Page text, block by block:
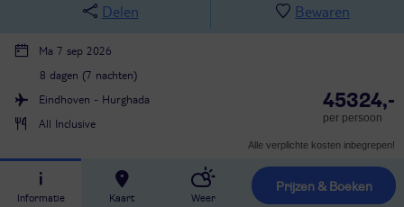
Delen Bewaren
Ma 7 sep 2026
8 dagen (7 nachten)
Eindhoven - Hurghada
All Inclusive
45324,-
per persoon
Alle verplichte kosten inbegrepen!
Informatie Kaart Weer
Prijzen & Boeken